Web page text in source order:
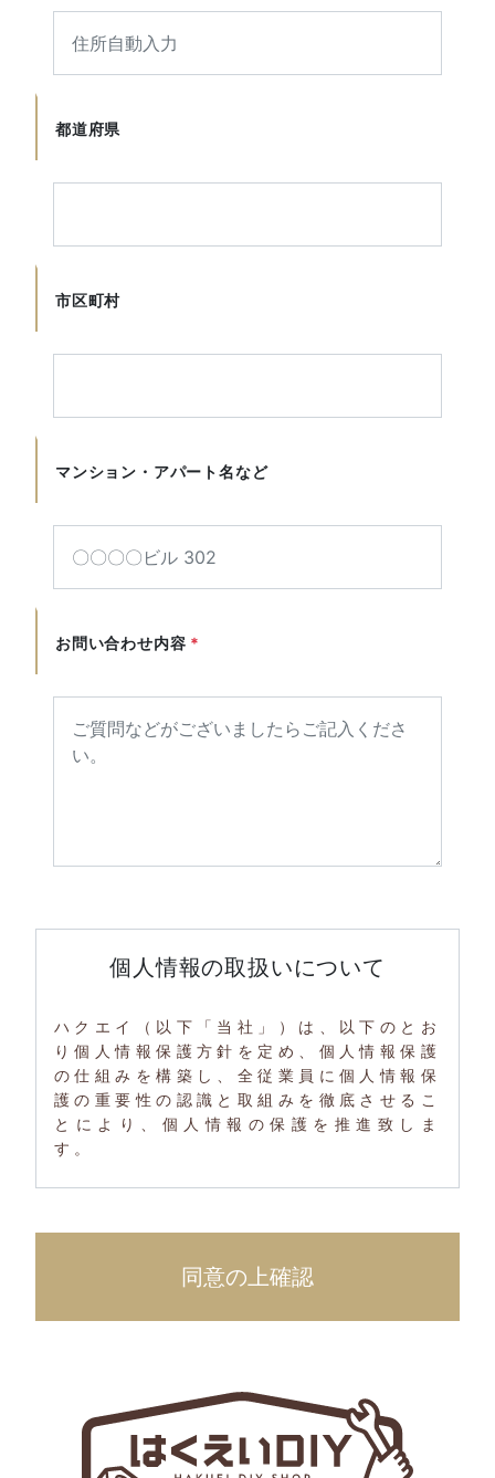
都道府県
市区町村
マンション・アパート名など
お問い合わせ内容 *
個人情報の取扱いについて
ハクエイ（以下「当社」）は、以下のとお
り個人情報保護方針を定め、個人情報保護
の仕組みを構築し、全従業員に個人情報保
護の重要性の認識と取組みを徹底させるこ
とにより、個人情報の保護を推進致しま
す。